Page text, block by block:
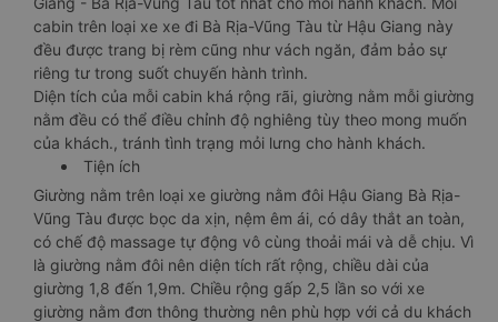
cabin trên loại xe xe đi Bà Rịa-Vũng Tàu từ Hậu Giang này
đều được trang bị rèm cũng như vách ngăn, đảm bảo sự
riêng tư trong suốt chuyến hành trình.
Diện tích của mỗi cabin khá rộng rãi, giường nằm mỗi giường
nằm đều có thể điều chỉnh độ nghiêng tùy theo mong muốn
của khách., tránh tình trạng mỏi lưng cho hành khách.
Tiện ích
Giường nằm trên loại xe giường nằm đôi Hậu Giang Bà Rịa-
Vũng Tàu được bọc da xịn, nệm êm ái, có dây thắt an toàn,
có chế độ massage tự động vô cùng thoải mái và dễ chịu. Vì
là giường nằm đôi nên diện tích rất rộng, chiều dài của
giường 1,8 đến 1,9m. Chiều rộng gấp 2,5 lần so với xe
giường nằm đơn thông thường nên phù hợp với cả du khách